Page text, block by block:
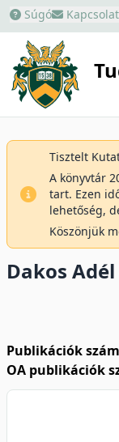
Súgó Kapcsolat
Tisztelt
A könyvtár
tart. Ezen
lehetőség,
Köszönjük
Dakos
Publikációk
OA publikációk